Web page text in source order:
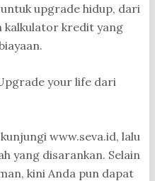
upgrade hidup, dari
kalkulator kredit yang
your life dari
www.seva.id, lalu
yang disarankan. Selain
kini Anda pun dapat